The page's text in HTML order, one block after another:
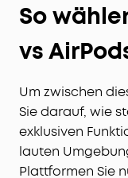
So
vs
Um zwischen
Sie darauf, wie
exklusiven
lauten
Plattformen Sie